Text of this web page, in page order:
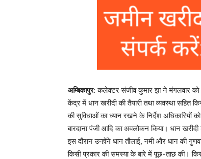
अम्बिकापुर: कलेक्टर संजीव कुमार झा ने मंगलवार को
केंद्र में धान खरीदी की तैयारी तथा व्यवस्था सहित
की सुविधाओं का ध्यान रखने के निर्देश अधिकारियों
बारदाना पंजी आदि का अवलोकन किया। धान
इस दौरान उन्होंने धान तौलाई, नमी और धान की
किसी प्रकार की समस्या के बारे में पूछ-ताछ की।